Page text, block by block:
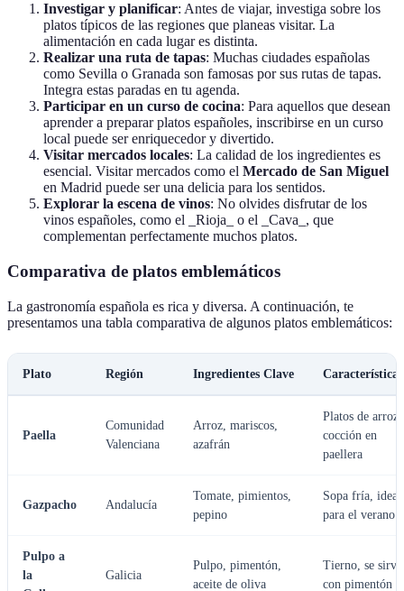
Investigar y planificar: Antes de viajar, investiga sobre los
platos típicos de las regiones que planeas visitar. La
alimentación en cada lugar es distinta.
Realizar una ruta de tapas: Muchas ciudades españolas
como Sevilla o Granada son famosas por sus rutas de tapas.
Integra estas paradas en tu agenda.
Participar en un curso de cocina: Para aquellos que desean
aprender a preparar platos españoles, inscribirse en un curso
local puede ser enriquecedor y divertido.
Visitar mercados locales: La calidad de los ingredientes es
esencial. Visitar mercados como el Mercado de San Miguel
en Madrid puede ser una delicia para los sentidos.
Explorar la escena de vinos: No olvides disfrutar de los
vinos españoles, como el _Rioja_ o el _Cava_, que
complementan perfectamente muchos platos.
Comparativa de platos emblemáticos
La gastronomía española es rica y diversa. A continuación, te
presentamos una tabla comparativa de algunos platos emblemáticos:
Plato Región Ingredientes Clave Características
Paella
Comunidad
Valenciana
Arroz, mariscos,
azafrán
Platos de arroz,
cocción en
paellera
Gazpacho Andalucía
Tomate, pimientos,
pepino
Sopa fría, ideal
para el verano
Pulpo a
la
Galicia
Pulpo, pimentón,
aceite de oliva
Tierno, se sirve
con pimentón